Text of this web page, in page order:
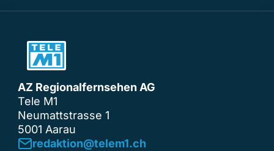
AZ Regionalfernsehen AG
Tele M1
Neumattstrasse 1
5001 Aarau
redaktion@telem1.ch